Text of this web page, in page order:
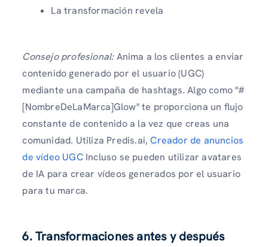
La transformación revela
Consejo profesional:Anima a los clientes a enviar
contenido generado por el usuario (UGC)
mediante una campaña de hashtags. Algo como "#
[NombreDeLaMarca]Glow" te proporciona un flujo
constante de contenido a la vez que creas una
comunidad. Utiliza Predis.ai,Creador de anuncios
de vídeo UGCIncluso se pueden utilizar avatares
de IA para crear vídeos generados por el usuario
para tu marca.
6. Transformaciones antes y después